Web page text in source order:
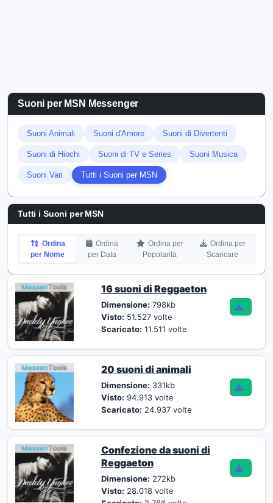
Suoni per MSN Messenger
Suoni Animali Suoni d'Amore Suoni di Divertenti
Suoni di Hiochi Suoni di TV e Series Suoni Musica
Suoni Vari Tutti i Suoni per MSN
Tutti i Suoni per MSN
Ordina
per Nome
Ordina
per Data
Ordina per
Popolarità
Ordina per
Scaricare
16 suoni di Reggaeton
Dimensione: 798kb
Visto: 51.527 volte
Scaricato: 11.511 volte
20 suoni di animali
Dimensione: 331kb
Visto: 94.913 volte
Scaricato: 24.937 volte
Confezione da suoni di
Reggaeton
Dimensione: 272kb
Visto: 28.018 volte